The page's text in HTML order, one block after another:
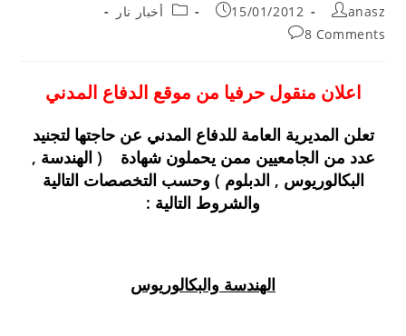
Post
author:
anasz
Post
published:
15/01/2012
Postأخبار نار
Post
8 Comments
اعلان منقول حرفيا من موقع الدفاع المدني
تعلن المديرية العامة للدفاع المدني عن حاجتها لتجنيد
عدد من الجامعيين ممن يحملون شهادة ( الهندسة ,
البكالوريوس , الدبلوم ) وحسب التخصصات التالية
والشروط التالية :
الهندسة والبكالوريوس